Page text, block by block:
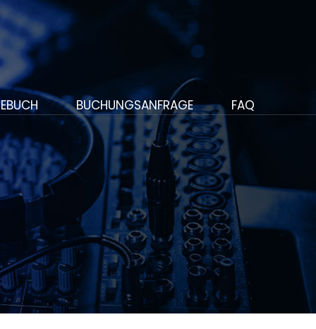
BUCHUNGSANFRAGE FAQ